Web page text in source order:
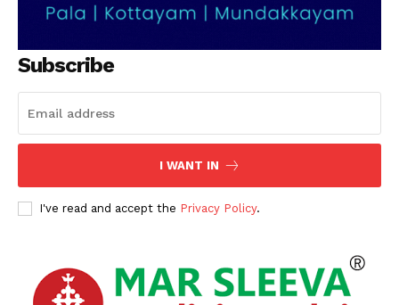
SUBSCRIBE NOW
PALA VISION
About
My account
Subscribe
I WANT IN
I've read and accept the Privacy Policy.